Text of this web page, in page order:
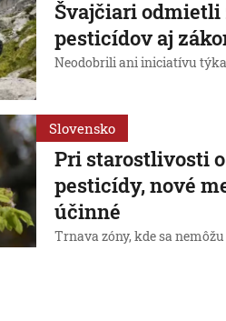
Švajčiari
pesticídov aj
Neodobrili ani iniciatívu
Slovensko
Pri starostlivosti
pesticídy, nové
účinné
Trnava zóny, kde sa